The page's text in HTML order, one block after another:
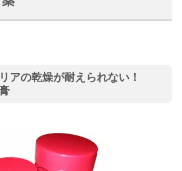
アの乾燥が耐えられない！